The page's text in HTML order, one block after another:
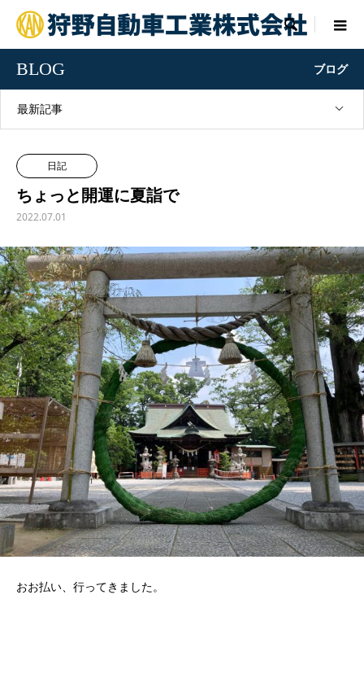

BLOG ブログ
最新記事
日記
ちょっと開運に夏詣で
2022.07.01
おお払い、行ってきました。